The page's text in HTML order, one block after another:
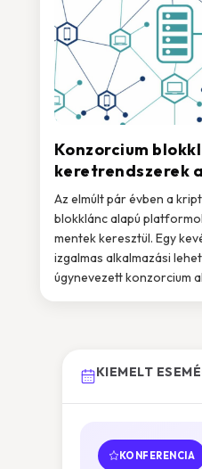
Konzorcium
keretrendszerek
Az elmúlt pár évben a
blokklánc alapú
mentek keresztül. Egy
izgalmas alkalmazási
úgynevezett konzorcium
KIEMELT
KONFERENCIA